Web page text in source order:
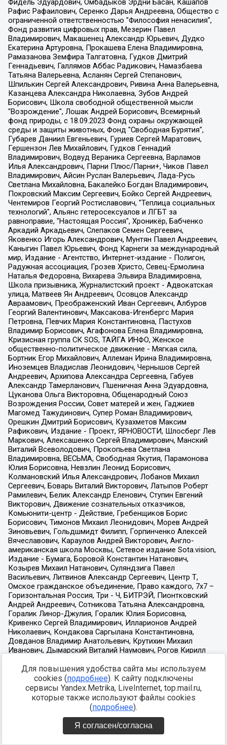
Для повышения удобства сайта мы используем
cookies (подробнее). К сайту подключены
сервисы Yandex.Metrika, LiveInternet, top.mail.ru,
которые также используют файлы cookies
(подробнее).
Я согласен/согласна